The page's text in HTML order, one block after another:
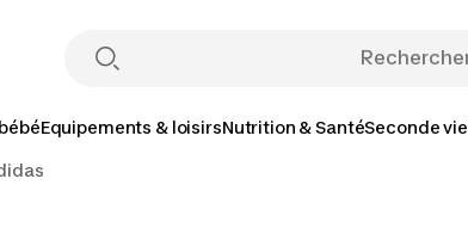
Equipements & loisirsNutrition & SantéSeconde vie